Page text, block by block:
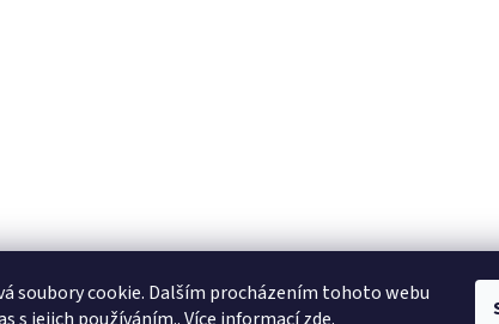
soubory cookie. Dalším procházením tohoto webu
Statek ostružno Nejčastěji kladené dotazy